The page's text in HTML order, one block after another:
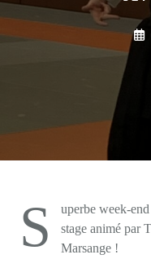
S
uperbe week-
stage animé par
Marsange !